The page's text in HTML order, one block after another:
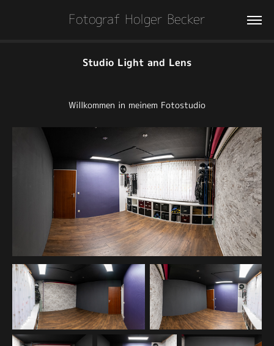
Fotograf Holger Becker
Studio Light and Lens
Willkommen in meinem Fotostudio